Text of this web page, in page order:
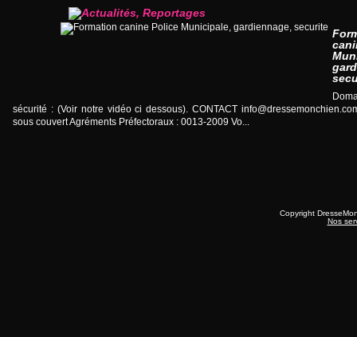
sécurité : (Voir notre vidéo ci dessous). CONTACT
sous couvert Agréments Préfectoraux : 0013-2009 Vo...
Copyright
Nos